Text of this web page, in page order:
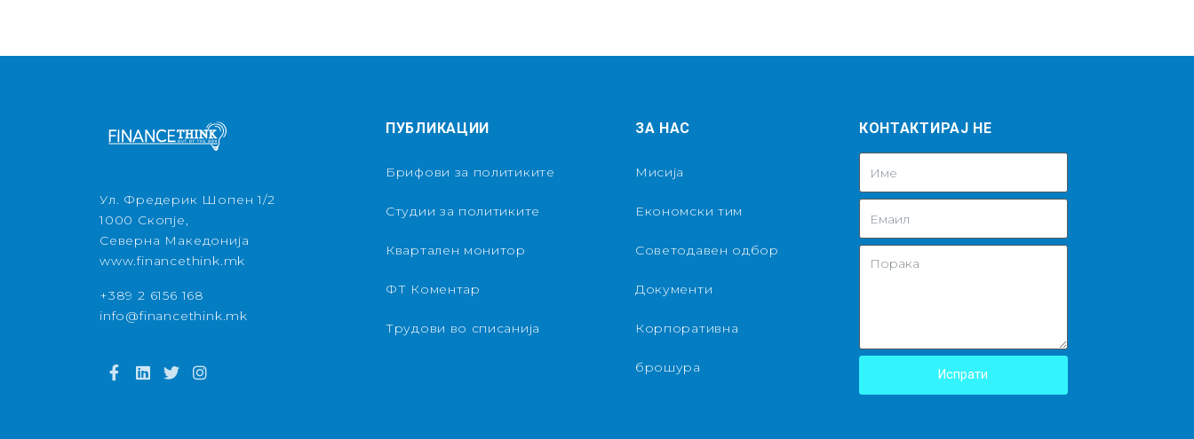
Ул. Фредерик Шопен 1/2
1000 Скопје,
Северна Македонија
www.financethink.mk
+389 2 6156 168
info@financethink.mk
ПУБЛИКАЦИИ
Брифови за политиките
Студии за политиките
Квартален монитор
ФТ Коментар
Трудови во списанија
ЗА НАС
Мисија
Економски тим
Советодавен одбор
Документи
Корпоративна
брошура
КОНТАКТИРАЈ НЕ
Испрати